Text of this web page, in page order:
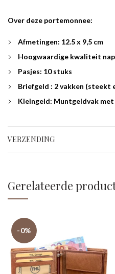
Over deze portemonnee:
Afmetingen: 12.5 x 9,5 cm
Hoogwaardige kwaliteit
Pasjes: 10 stuks
Briefgeld : 2 vakken (steekt
Kleingeld: Muntgeldvak
VERZENDING
Gerelateerde
-0%